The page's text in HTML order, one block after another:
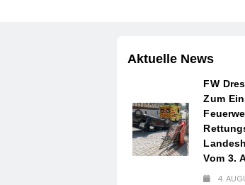
Aktuelle News
FW
Zum
Vom 3.
4.